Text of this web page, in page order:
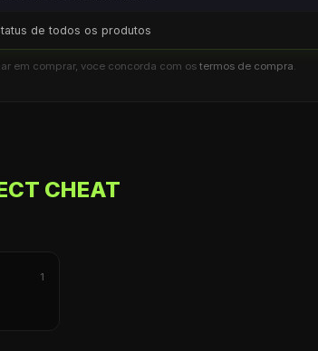
de todos os produtos
em comprar, voce concorda com ostermos de compra.
CHEAT
1